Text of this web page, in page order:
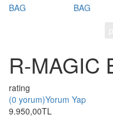
R-MAGIC
rating
(0 yorum)Yorum Yap
9.950,00TL